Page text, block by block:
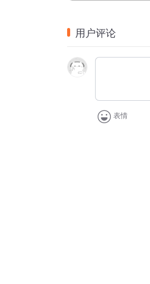
用户评论
表情